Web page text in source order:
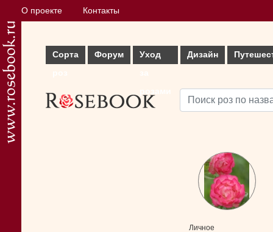
О проекте Контакты
Сорта
Форум
Уход
Дизайн
Личное